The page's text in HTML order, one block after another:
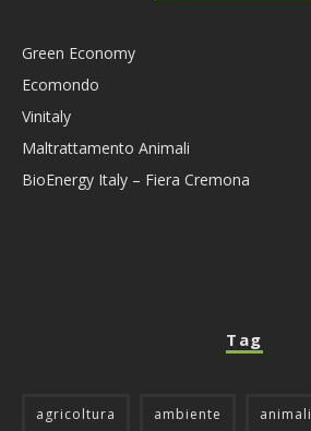
Green Economy
Ecomondo
Vinitaly
Maltrattamento Animali
BioEnergy Italy – Fiera Cremona
Tag
agricoltura ambiente animali